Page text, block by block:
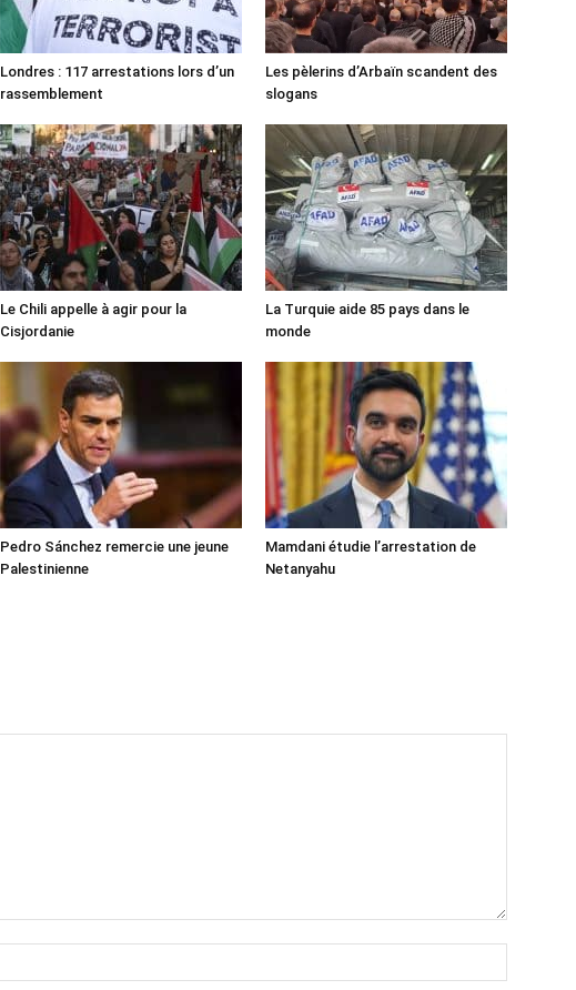
Londres : 117 arrestations lors d’un
rassemblement
Les pèlerins d’Arbaïn scandent des
slogans
Le Chili appelle à agir pour la
Cisjordanie
La Turquie aide 85 pays dans le
monde
Pedro Sánchez remercie une jeune
Palestinienne
Mamdani étudie l’arrestation de
Netanyahu